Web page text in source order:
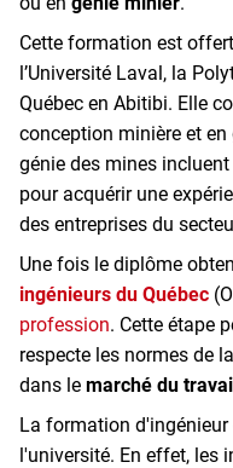
Cette formation est
l’Université Laval, la
Québec en Abitibi. Elle
conception minière et en
génie des mines
pour acquérir une
des entreprises du
Une fois le diplôme
ingénieurs du Québec
profession. Cette étape
respecte les normes de
dans le marché du
La formation d'ingénieur
l'université. En effet, les